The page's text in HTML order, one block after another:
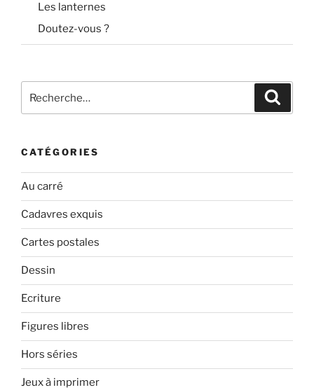
Les lanternes
Doutez-vous ?
pour
CATÉGORIES
Au carré
Cadavres exquis
Cartes postales
Dessin
Ecriture
Figures libres
Hors séries
Jeux à imprimer